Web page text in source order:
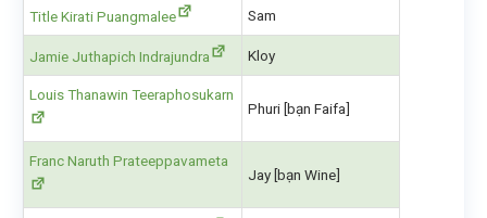
Title Kirati Puangmalee Sam
Jamie Juthapich Indrajundra Kloy
Louis Thanawin Teeraphosukarn
Phuri [bạn Faifa]
Franc Naruth Prateeppavameta
Jay [bạn Wine]